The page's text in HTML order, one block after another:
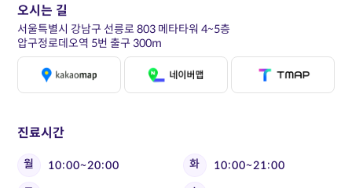
진료시간
월 10:00~20:00 화
10:00~21:00
오시는 길
서울특별시 강남구 선릉로 803 메타타워 4~5층
압구정로데오역 5번 출구 300m